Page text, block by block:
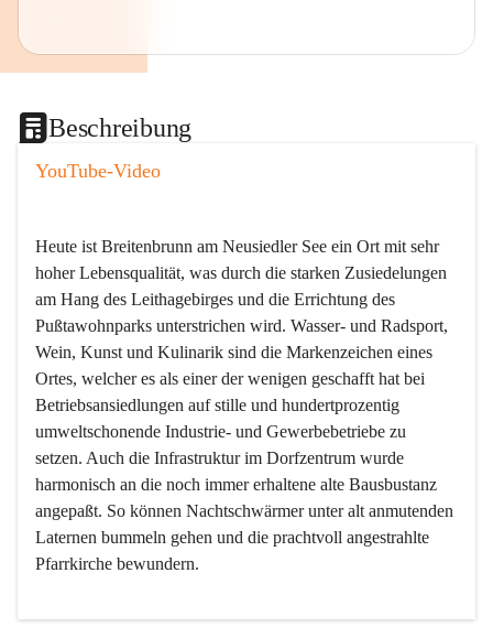
Beschreibung
YouTube-Video
Heute ist Breitenbrunn am Neusiedler See ein Ort mit sehr
hoher Lebensqualität, was durch die starken Zusiedelungen
am Hang des Leithagebirges und die Errichtung des
Pußtawohnparks unterstrichen wird. Wasser- und Radsport,
Wein, Kunst und Kulinarik sind die Markenzeichen eines
Ortes, welcher es als einer der wenigen geschafft hat bei
Betriebsansiedlungen auf stille und hundertprozentig
umweltschonende Industrie- und Gewerbebetriebe zu
setzen. Auch die Infrastruktur im Dorfzentrum wurde
harmonisch an die noch immer erhaltene alte Bausbustanz
angepaßt. So können Nachtschwärmer unter alt anmutenden
Laternen bummeln gehen und die prachtvoll angestrahlte
Pfarrkirche bewundern.
Der Weinbau dominert heute nicht mehr, ist aber integrativer